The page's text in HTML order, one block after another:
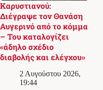
Καρυστιανού:
Διέγραψε τον Θανάση
Αυγερινό από το κόμμα
– Του καταλογίζει
«άδηλο σχέδιο
διαβολής και ελέγχου»
2 Αυγούστου 2026,
19:44